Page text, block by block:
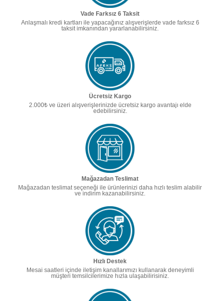
Vade Farksız 6 Taksit
Anlaşmalı kredi kartları ile yapacağınız alışverişlerde vade farksız 6
taksit imkanından yararlanabilirsiniz.
Ücretsiz Kargo
2.000₺ ve üzeri alışverişlerinizde ücretsiz kargo avantajı elde
edebilirsiniz.
Mağazadan Teslimat
Mağazadan teslimat seçeneği ile ürünlerinizi daha hızlı teslim alabilir
ve indirim kazanabilirsiniz.
Hızlı Destek
Mesai saatleri içinde iletişim kanallarımızı kullanarak deneyimli
müşteri temsilcilerimize hızla ulaşabilirisiniz.